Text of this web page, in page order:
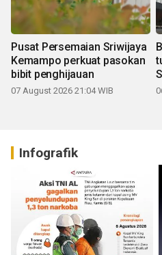
Pusat Persemaian Sriwijaya
Kemampo perkuat pasokan
bibit penghijauan
07 August 2026 21:04 WIB
Infografik